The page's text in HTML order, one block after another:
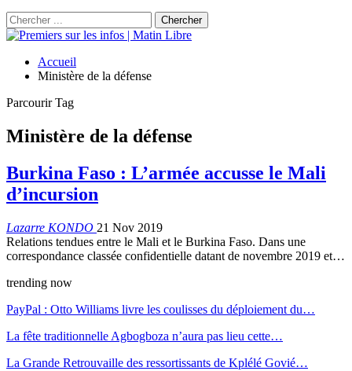
Accueil
Ministère de la défense
Parcourir Tag
Ministère de la défense
Burkina Faso : L’armée accusse le Mali
d’incursion
Lazarre KONDO 21 Nov 2019
Relations tendues entre le Mali et le Burkina Faso. Dans une
correspondance classée confidentielle datant de novembre 2019 et…
trending now
PayPal : Otto Williams livre les coulisses du déploiement du…
La fête traditionnelle Agbogboza n’aura pas lieu cette…
La Grande Retrouvaille des ressortissants de Kplélé Govié…